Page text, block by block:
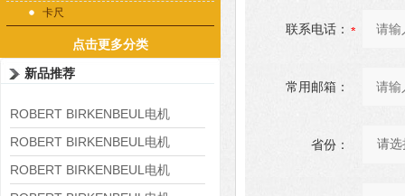
卡尺
点击更多分类
新品推荐
ROBERT BIRKENBEUL电机
8APE225M-4-IE3
ROBERT BIRKENBEUL电机
8APE180L-4 IE3
ROBERT BIRKENBEUL电机
联系电话：
常用邮箱：
省份：